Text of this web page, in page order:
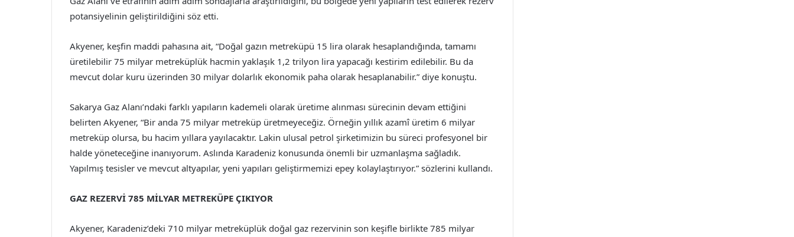
potansiyelinin geliştirildiğini söz etti.
Akyener, keşfin maddi pahasına ait, “Doğal gazın metreküpü 15 lira olarak hesaplandığında, tamamı
üretilebilir 75 milyar metreküplük hacmin yaklaşık 1,2 trilyon lira yapacağı kestirim edilebilir. Bu da
mevcut dolar kuru üzerinden 30 milyar dolarlık ekonomik paha olarak hesaplanabilir.” diye konuştu.
Sakarya Gaz Alanı’ndaki farklı yapıların kademeli olarak üretime alınması sürecinin devam ettiğini
belirten Akyener, “Bir anda 75 milyar metreküp üretmeyeceğiz. Örneğin yıllık azamî üretim 6 milyar
metreküp olursa, bu hacim yıllara yayılacaktır. Lakin ulusal petrol şirketimizin bu süreci profesyonel bir
halde yöneteceğine inanıyorum. Aslında Karadeniz konusunda önemli bir uzmanlaşma sağladık.
Yapılmış tesisler ve mevcut altyapılar, yeni yapıları geliştirmemizi epey kolaylaştırıyor.” sözlerini kullandı.
GAZ REZERVİ 785 MİLYAR METREKÜPE ÇIKIYOR
Akyener, Karadeniz’deki 710 milyar metreküplük doğal gaz rezervinin son keşifle birlikte 785 milyar